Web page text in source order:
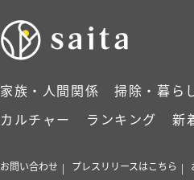
家族・人間関係 掃除・暮ら
カルチャー
ランキング 新
お問い合わせ プレスリリースはこちら